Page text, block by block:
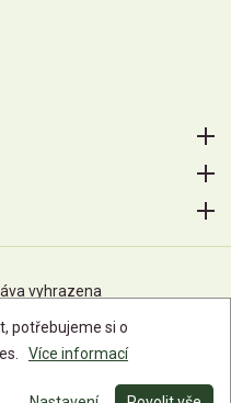
vyhrazena
potřebujeme si o
Více informací